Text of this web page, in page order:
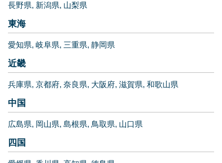
長野県 新潟県 山梨県
東海
愛知県 岐阜県 三重県 静岡県
近畿
兵庫県 京都府 奈良県 大阪府 滋賀県 和歌山県
中国
広島県 岡山県 島根県 鳥取県 山口県
四国